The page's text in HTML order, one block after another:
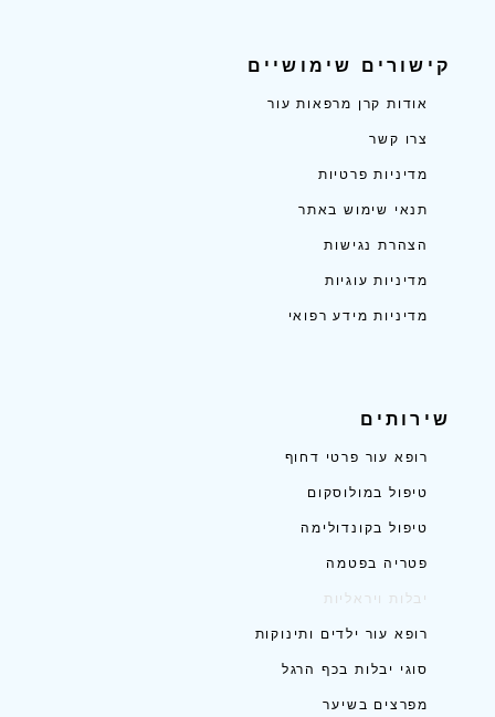
שירותים
רופא עור פרטי דחוף
טיפול במולוסקום
טיפול בקונדולימה
פטריה בפטמה
יבלות ויראליות
רופא עור ילדים ותינוקות
סוגי יבלות בכף הרגל
מפרצים בשיער
קישורים שימושיים
אודות קרן מרפאות עור
צרו קשר
מדיניות פרטיות
תנאי שימוש באתר
הצהרת נגישות
מדיניות עוגיות
מדיניות מידע רפואי